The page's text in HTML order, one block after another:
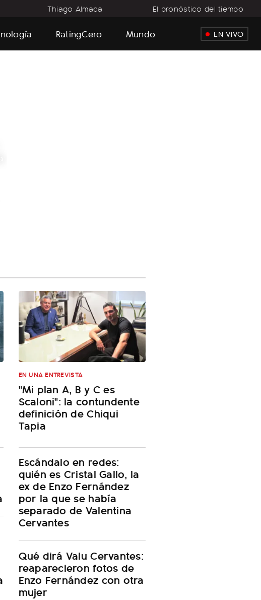
Thiago Almada El pronóstico del tiempo
RatingCero Mundo EN VIVO
EN UNA ENTREVISTA
"Mi plan A, B y C es
Scaloni": la contundente
definición de Chiqui
Tapia
Escándalo en redes:
quién es Cristal Gallo, la
ex de Enzo Fernández
por la que se había
separado de Valentina
Cervantes
Qué dirá Valu Cervantes:
reaparecieron fotos de
Enzo Fernández con otra
mujer